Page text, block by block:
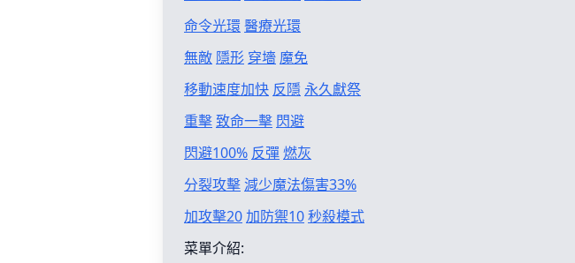
命令光環醫療光環
無敵 隱形 穿墻 魔免
移動速度加快 反隱 永久獻祭
重擊致命一擊 閃避
閃避100% 反彈燃灰
分裂攻擊減少魔法傷害33%
加攻擊20加防禦10秒殺模式
菜單介紹: